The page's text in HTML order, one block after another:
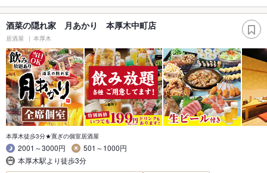
酒菜の隠れ家 月あかり 本厚木中町店
居酒屋 本厚木
本厚木徒歩3分★寛ぎの個室居酒屋
2001～3000円
501～1000円
本厚木駅より徒歩3分